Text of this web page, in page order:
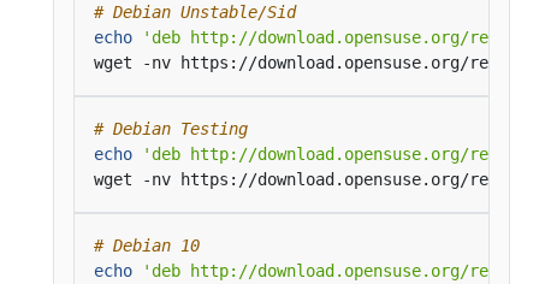
# Debian Unstable/Sid
echo
'deb http://download.opensuse.org/
wget -nv https://download.opensuse.org/
# Debian Testing
echo
'deb http://download.opensuse.org/
wget -nv https://download.opensuse.org/
# Debian 10
echo
'deb http://download.opensuse.org/